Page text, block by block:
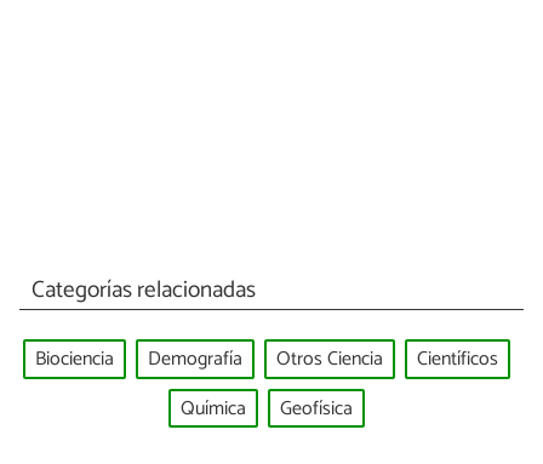
Categorías relacionadas
Biociencia Demografía Otros Ciencia
Científicos
Química
Geofísica